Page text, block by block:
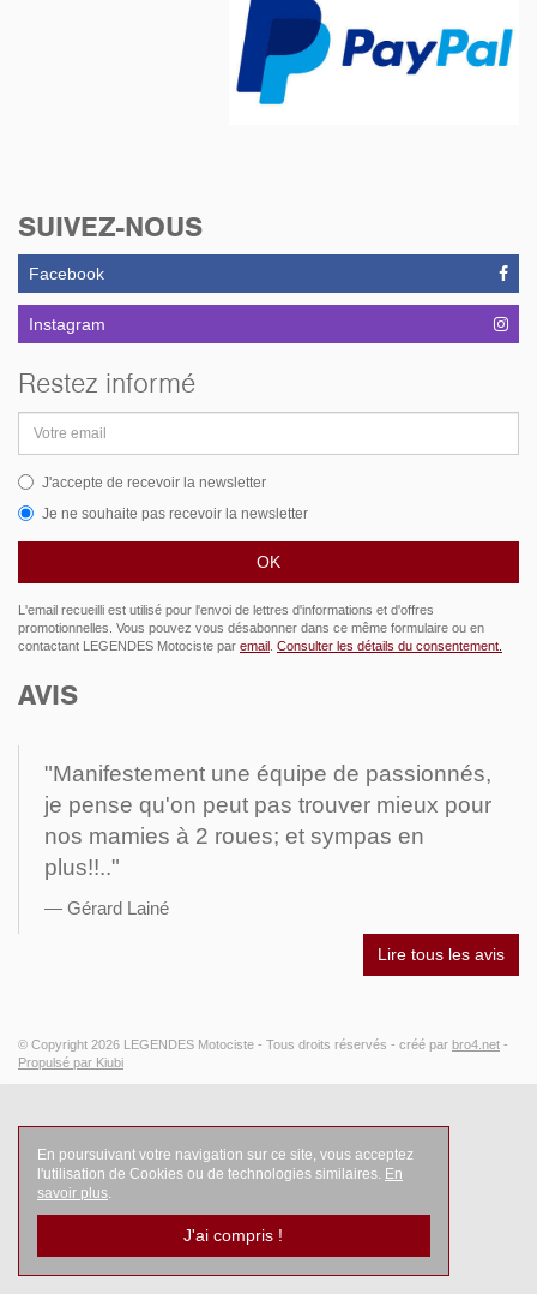
SUIVEZ-NOUS
Facebook
Instagram
Restez informé
email
J'accepte de recevoir la newsletter
Je ne souhaite pas recevoir la newsletter
L'email recueilli est utilisé pour l'envoi de lettres d'informations et d'offres
promotionnelles. Vous pouvez vous désabonner dans ce même formulaire ou en
contactant LEGENDES Motociste par email Consulter les détails du consentement.
AVIS
"Manifestement une équipe de passionnés,
je pense qu'on peut pas trouver mieux pour
nos mamies à 2 roues; et sympas en
plus!!.."
Gérard Lainé
Lire tous les avis
© Copyright 2026 LEGENDES Motociste - Tous droits réservés - créé par bro4.net -
Propulsé par Kiubi
En poursuivant votre navigation sur ce site, vous acceptez
l'utilisation de Cookies ou de technologies similaires. En
savoir plus
J'ai compris !